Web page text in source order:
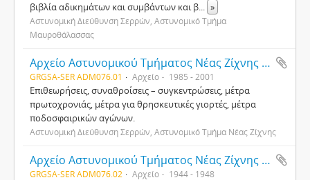
βιβλία αδικημάτων και συμβάντων και β... »
Αστυνομική Διεύθυνση Σερρών, Αστυνομικό Τμήμα
Μαυροθάλασσας
Αρχείο Αστυνομικού Τμήματος Νέας Ζίχνης Σερρών
GRGSA-SER ADM076.01 Αρχείο 1985 - 2001
Επιθεωρήσεις, συναθροίσεις – συγκεντρώσεις, μέτρα
πρωτοχρονιάς, μέτρα για θρησκευτικές γιορτές, μέτρα
ποδοσφαιρικών αγώνων.
Αστυνομική Διεύθυνση Σερρών, Αστυνομικό Τμήμα Νέας Ζίχνης
Αρχείο Αστυνομικού Τμήματος Νέας Ζίχνης Σερρών
GRGSA-SER ADM076.02 Αρχείο 1944 - 1948